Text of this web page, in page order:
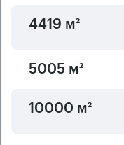
4419 м²
5005 м²
10000 м²